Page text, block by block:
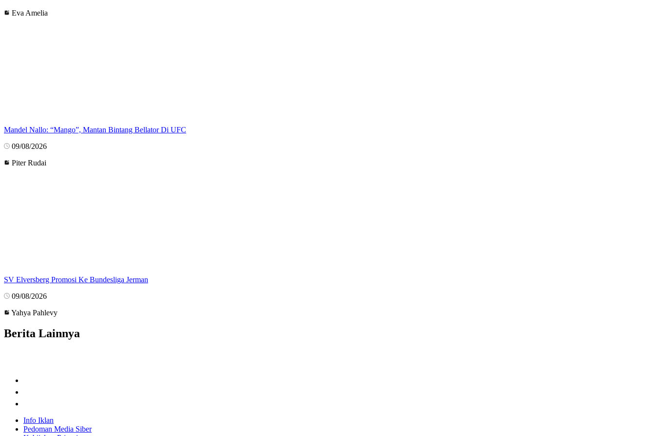
Eva Amelia
Mandel Nallo: “Mango”, Mantan Bintang Bellator Di UFC
09/08/2026
Piter Rudai
SV Elversberg Promosi Ke Bundesliga Jerman
09/08/2026
Yahya Pahlevy
Berita Lainnya
Info Iklan
Pedoman Media Siber